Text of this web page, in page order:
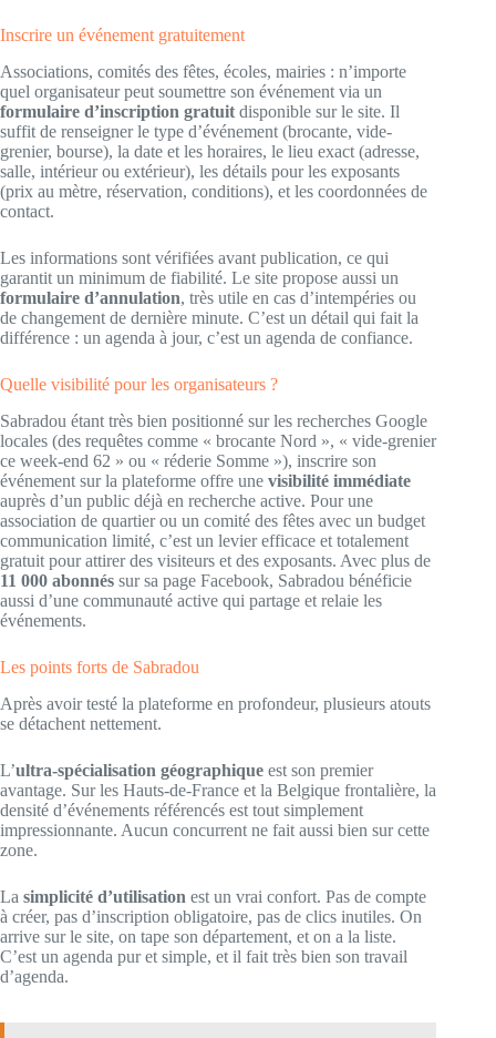
Inscrire un événement gratuitement
Associations, comités des fêtes, écoles, mairies : n’importe
quel organisateur peut soumettre son événement via un
formulaire d’inscription gratuit disponible sur le site. Il
suffit de renseigner le type d’événement (brocante, vide-
grenier, bourse), la date et les horaires, le lieu exact (adresse,
salle, intérieur ou extérieur), les détails pour les exposants
(prix au mètre, réservation, conditions), et les coordonnées de
contact.
Les informations sont vérifiées avant publication, ce qui
garantit un minimum de fiabilité. Le site propose aussi un
formulaire d’annulation, très utile en cas d’intempéries ou
de changement de dernière minute. C’est un détail qui fait la
différence : un agenda à jour, c’est un agenda de confiance.
Quelle visibilité pour les organisateurs ?
Sabradou étant très bien positionné sur les recherches Google
locales (des requêtes comme « brocante Nord », « vide-grenier
ce week-end 62 » ou « réderie Somme »), inscrire son
événement sur la plateforme offre une visibilité immédiate
auprès d’un public déjà en recherche active. Pour une
association de quartier ou un comité des fêtes avec un budget
communication limité, c’est un levier efficace et totalement
gratuit pour attirer des visiteurs et des exposants. Avec plus de
11 000 abonnés sur sa page Facebook, Sabradou bénéficie
aussi d’une communauté active qui partage et relaie les
événements.
Les points forts de Sabradou
Après avoir testé la plateforme en profondeur, plusieurs atouts
se détachent nettement.
L’ultra-spécialisation géographique est son premier
avantage. Sur les Hauts-de-France et la Belgique frontalière, la
densité d’événements référencés est tout simplement
impressionnante. Aucun concurrent ne fait aussi bien sur cette
zone.
La simplicité d’utilisation est un vrai confort. Pas de compte
à créer, pas d’inscription obligatoire, pas de clics inutiles. On
arrive sur le site, on tape son département, et on a la liste.
C’est un agenda pur et simple, et il fait très bien son travail
d’agenda.